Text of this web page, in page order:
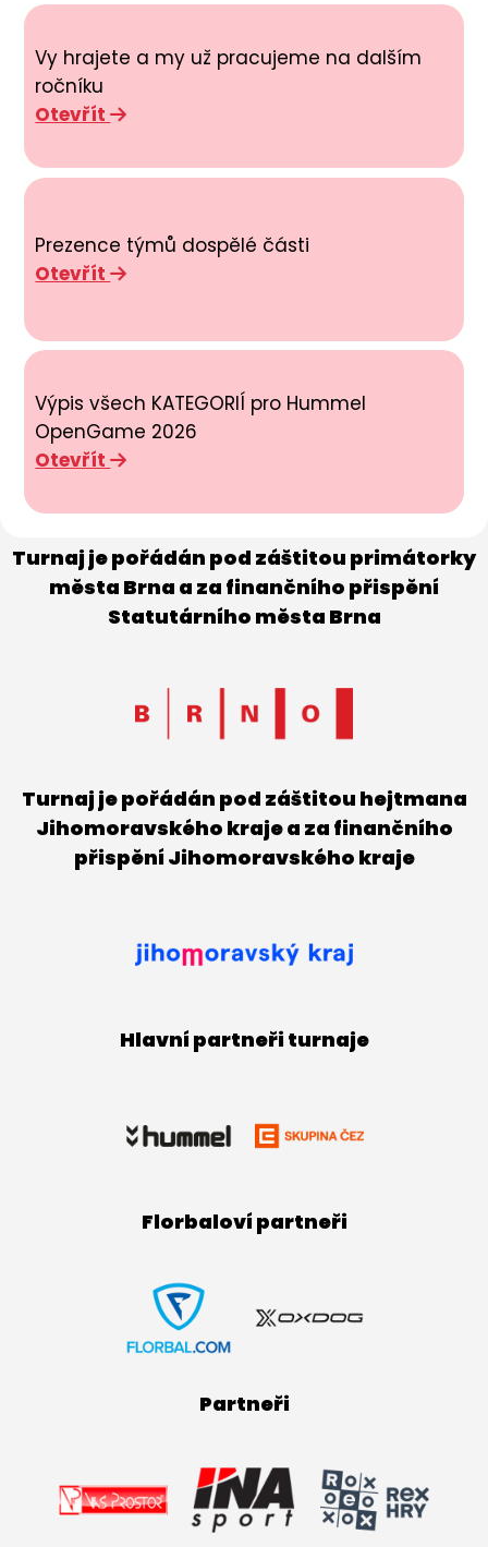
Vy hrajete a my už pracujeme na dalším
ročníku
Otevřít
Prezence týmů dospělé části
Otevřít
Výpis všech KATEGORIÍ pro Hummel
OpenGame 2026
Otevřít
Turnaj je pořádán pod záštitou primátorky
města Brna a za finančního přispění
Statutárního města Brna
Turnaj je pořádán pod záštitou hejtmana
Jihomoravského kraje a za finančního
přispění Jihomoravského kraje
Hlavní partneři turnaje
Florbaloví partneři
Partneři